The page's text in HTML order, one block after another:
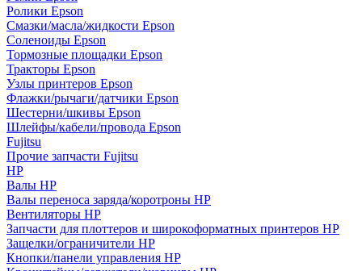
Ролики Epson
Смазки/масла/жидкости Epson
Соленоиды Epson
Тормозные площадки Epson
Тракторы Epson
Узлы принтеров Epson
Флажки/рычаги/датчики Epson
Шестерни/шкивы Epson
Шлейфы/кабели/провода Epson
Fujitsu
Прочие запчасти Fujitsu
HP
Валы HP
Валы переноса заряда/коротроны HP
Вентиляторы HP
Запчасти для плоттеров и широкоформатных принтеров HP
Защелки/ограничители HP
Кнопки/панели управления HP